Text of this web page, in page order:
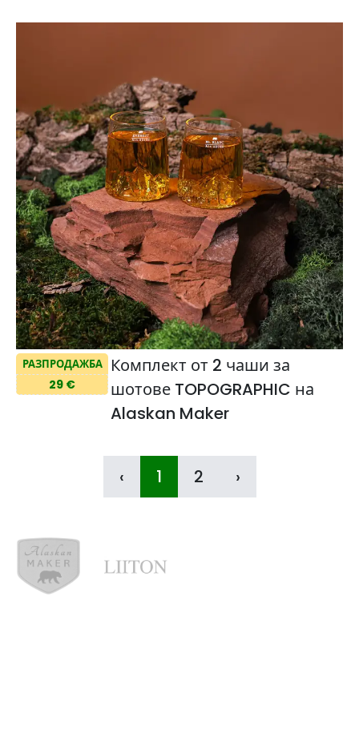
РАЗПРОДАЖБА
29 €
Комплект от 2 чаши за
шотове TOPOGRAPHIC на
Alaskan Maker
‹ 1 2 ›